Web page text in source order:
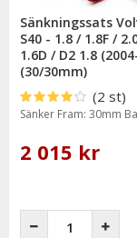
Sänkningssats
S40 - 1.8 / 1.8F /
1.6D / D2 1.8
(30/30mm)
(2 st)
Sänker Fram: 30mm
2 015 kr